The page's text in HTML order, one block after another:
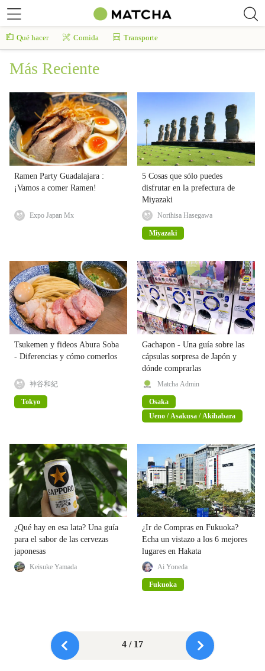
Qué hacer Comida Transporte
Más Reciente
Ramen Party Guadalajara :
¡Vamos a comer Ramen!
Expo Japan Mx
5 Cosas que sólo puedes
disfrutar en la prefectura de
Miyazaki
Norihisa Hasegawa
Miyazaki
Tsukemen y fideos Abura Soba
- Diferencias y cómo comerlos
神谷和紀
Tokyo
Gachapon - Una guía sobre las
cápsulas sorpresa de Japón y
dónde comprarlas
Matcha Admin
Osaka
Ueno / Asakusa / Akihabara
¿Qué hay en esa lata? Una guía
para el sabor de las cervezas
japonesas
Keisuke Yamada
¿Ir de Compras en Fukuoka?
Echa un vistazo a los 6 mejores
lugares en Hakata
Ai Yoneda
Fukuoka
4 / 17